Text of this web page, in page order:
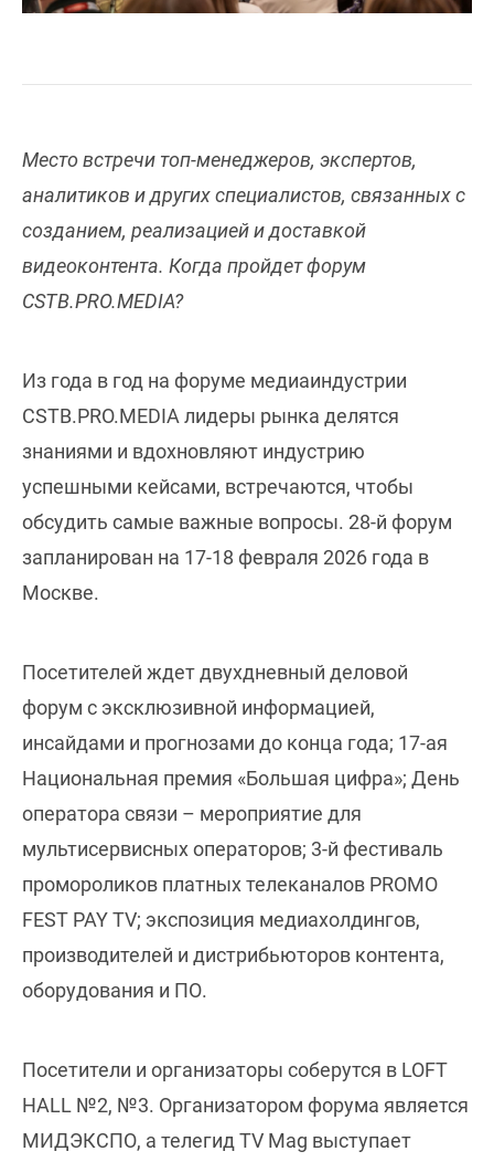
Место встречи топ-менеджеров, экспертов,
аналитиков и других специалистов, связанных с
созданием, реализацией и доставкой
видеоконтента. Когда пройдет форум
CSTB.PRO.MEDIA?
Из года в год на форуме медиаиндустрии
CSTB.PRO.MEDIA лидеры рынка делятся
знаниями и вдохновляют индустрию
успешными кейсами, встречаются, чтобы
обсудить самые важные вопросы. 28-й форум
запланирован на 17-18 февраля 2026 года в
Москве.
Посетителей ждет двухдневный деловой
форум с эксклюзивной информацией,
инсайдами и прогнозами до конца года; 17-ая
Национальная премия «Большая цифра»; День
оператора связи – мероприятие для
мультисервисных операторов; 3-й фестиваль
промороликов платных телеканалов PROMO
FEST PAY TV; экспозиция медиахолдингов,
производителей и дистрибьюторов контента,
оборудования и ПО.
Посетители и организаторы соберутся в LOFT
HALL №2, №3. Организатором форума является
МИДЭКСПО, а телегид TV Mag выступает